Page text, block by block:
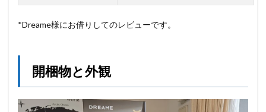
*Dreame様にお借りしてのレビューです。
開梱物と外観